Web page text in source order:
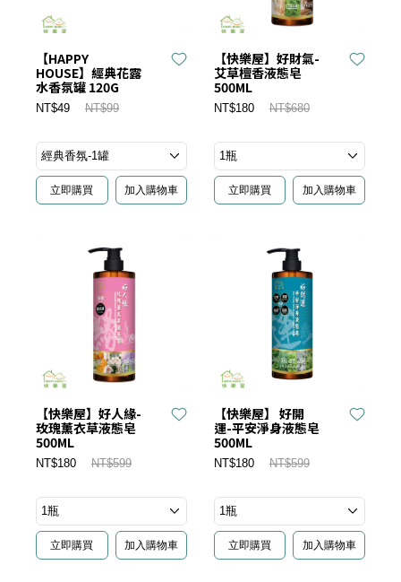
【HAPPY
HOUSE】經典花露
水香氛罐 120G
NT$49 NT$99
立即購買 加入購物車
【快樂屋】好財氣-
艾草檀香液態皂
500ML
NT$180 NT$680
立即購買 加入購物車
【快樂屋】好人緣-
玫瑰薰衣草液態皂
500ML
NT$180 NT$599
立即購買 加入購物車
【快樂屋】 好開
運-平安淨身液態皂
500ML
NT$180 NT$599
立即購買 加入購物車